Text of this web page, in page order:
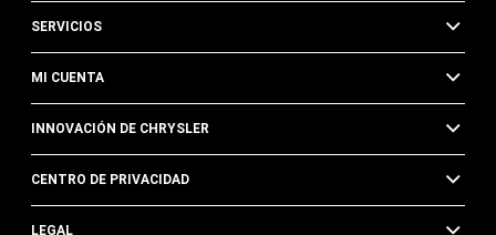
SERVICIOS
MI CUENTA
INNOVACIÓN DE CHRYSLER
CENTRO DE PRIVACIDAD
LEGAL